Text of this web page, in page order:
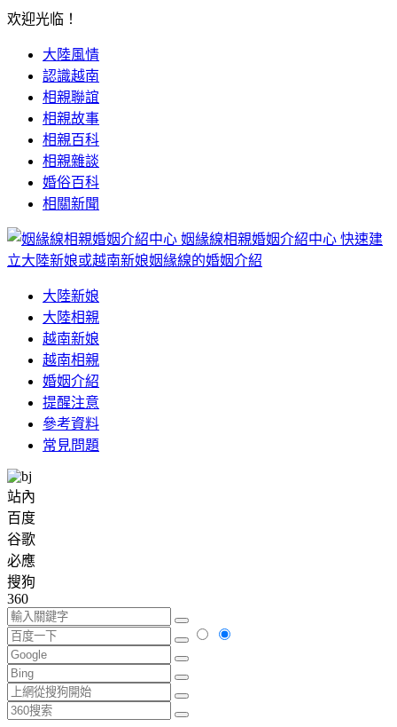
欢迎光临！
大陸風情
認識越南
相親聯誼
相親故事
相親百科
相親雜談
婚俗百科
相關新聞
姻緣線相親婚姻介紹中心 快速建
立大陸新娘或越南新娘姻緣線的婚姻介紹
大陸新娘
大陸相親
越南新娘
越南相親
婚姻介紹
提醒注意
參考資料
常見問題
站內
百度
谷歌
必應
搜狗
360